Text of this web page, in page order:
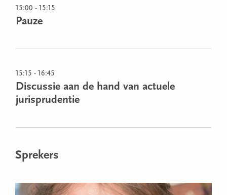
15:00 - 15:15
Pauze
15:15 - 16:45
Discussie aan de hand van actuele
jurisprudentie
Sprekers